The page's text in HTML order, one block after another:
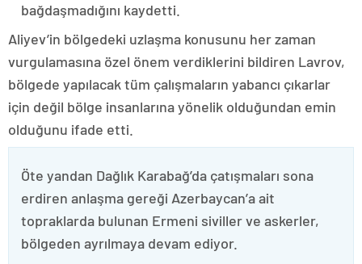
bağdaşmadığını kaydetti.
Aliyev’in bölgedeki uzlaşma konusunu her zaman
vurgulamasına özel önem verdiklerini bildiren Lavrov,
bölgede yapılacak tüm çalışmaların yabancı çıkarlar
için değil bölge insanlarına yönelik olduğundan emin
olduğunu ifade etti.
Öte yandan Dağlık Karabağ’da çatışmaları sona
erdiren anlaşma gereği Azerbaycan’a ait
topraklarda bulunan Ermeni siviller ve askerler,
bölgeden ayrılmaya devam ediyor.